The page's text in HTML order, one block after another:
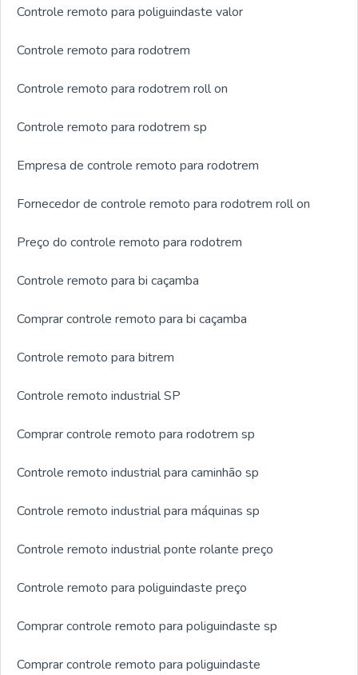
Controle remoto para poliguindaste valor
Controle remoto para rodotrem
Controle remoto para rodotrem roll on
Controle remoto para rodotrem sp
Empresa de controle remoto para rodotrem
Fornecedor de controle remoto para rodotrem roll on
Preço do controle remoto para rodotrem
Controle remoto para bi caçamba
Comprar controle remoto para bi caçamba
Controle remoto para bitrem
Controle remoto industrial SP
Comprar controle remoto para rodotrem sp
Controle remoto industrial para caminhão sp
Controle remoto industrial para máquinas sp
Controle remoto industrial ponte rolante preço
Controle remoto para poliguindaste preço
Comprar controle remoto para poliguindaste sp
Comprar controle remoto para poliguindaste